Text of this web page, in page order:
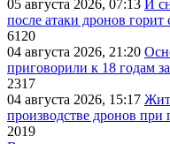
05 августа 2026, 07:13 И
после атаки дронов
6120
04 августа 2026, 21:20
приговорили к 18 годам
2317
04 августа 2026, 15:17
производстве дронов
2019